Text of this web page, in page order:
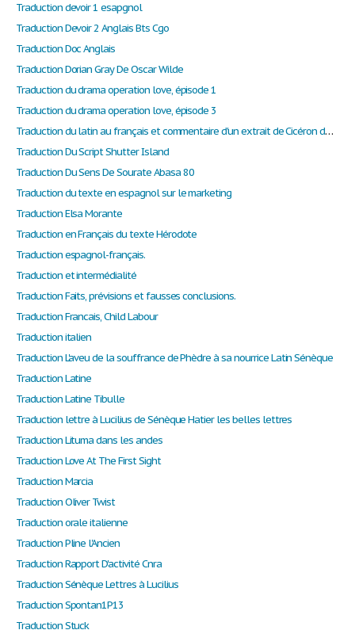
Traduction devoir 1 esapgnol
Traduction Devoir 2 Anglais Bts Cgo
Traduction Doc Anglais
Traduction Dorian Gray De Oscar Wilde
Traduction du drama operation love, épisode 1
Traduction du drama operation love, épisode 3
Traduction du latin au français et commentaire d'un extrait de Cicéron dans "Contre Verrès"
Traduction Du Script Shutter Island
Traduction Du Sens De Sourate Abasa 80
Traduction du texte en espagnol sur le marketing
Traduction Elsa Morante
Traduction en Français du texte Hérodote
Traduction espagnol-français.
Traduction et intermédialité
Traduction Faits, prévisions et fausses conclusions.
Traduction Francais, Child Labour
Traduction italien
Traduction L'aveu de la souffrance de Phèdre à sa nourrice Latin Sénèque
Traduction Latine
Traduction Latine Tibulle
Traduction lettre à Lucilius de Sénèque Hatier les belles lettres
Traduction Lituma dans les andes
Traduction Love At The First Sight
Traduction Marcia
Traduction Oliver Twist
Traduction orale italienne
Traduction Pline l'Ancien
Traduction Rapport D'activité Cnra
Traduction Sénèque Lettres à Lucilius
Traduction Spontan1P13
Traduction Stuck